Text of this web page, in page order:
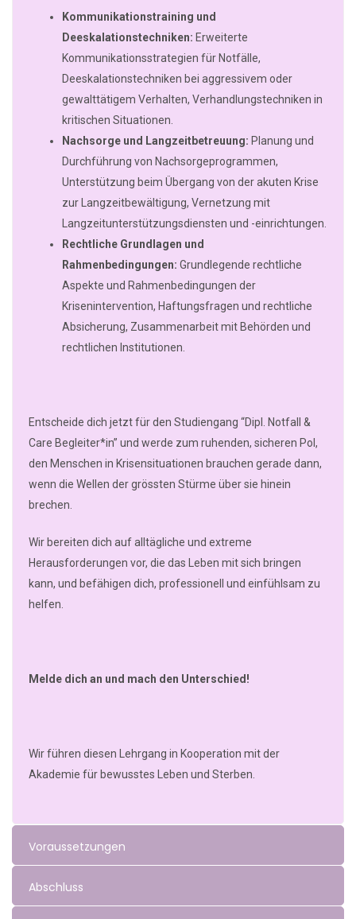
Kommunikationstraining und
Deeskalationstechniken: Erweiterte
Kommunikationsstrategien für Notfälle,
Deeskalationstechniken bei aggressivem oder
gewalttätigem Verhalten, Verhandlungstechniken in
kritischen Situationen.
Nachsorge und Langzeitbetreuung: Planung und
Durchführung von Nachsorgeprogrammen,
Unterstützung beim Übergang von der akuten Krise
zur Langzeitbewältigung, Vernetzung mit
Langzeitunterstützungsdiensten und -einrichtungen.
Rechtliche Grundlagen und
Rahmenbedingungen: Grundlegende rechtliche
Aspekte und Rahmenbedingungen der
Krisenintervention, Haftungsfragen und rechtliche
Absicherung, Zusammenarbeit mit Behörden und
rechtlichen Institutionen.
Entscheide dich jetzt für den Studiengang “Dipl. Notfall &
Care Begleiter*in” und werde zum ruhenden, sicheren Pol,
den Menschen in Krisensituationen brauchen gerade dann,
wenn die Wellen der grössten Stürme über sie hinein
brechen.
Wir bereiten dich auf alltägliche und extreme
Herausforderungen vor, die das Leben mit sich bringen
kann, und befähigen dich, professionell und einfühlsam zu
helfen.
Melde dich an und mach den Unterschied!
Wir führen diesen Lehrgang in Kooperation mit der
Akademie für bewusstes Leben und Sterben.
Voraussetzungen
Abschluss